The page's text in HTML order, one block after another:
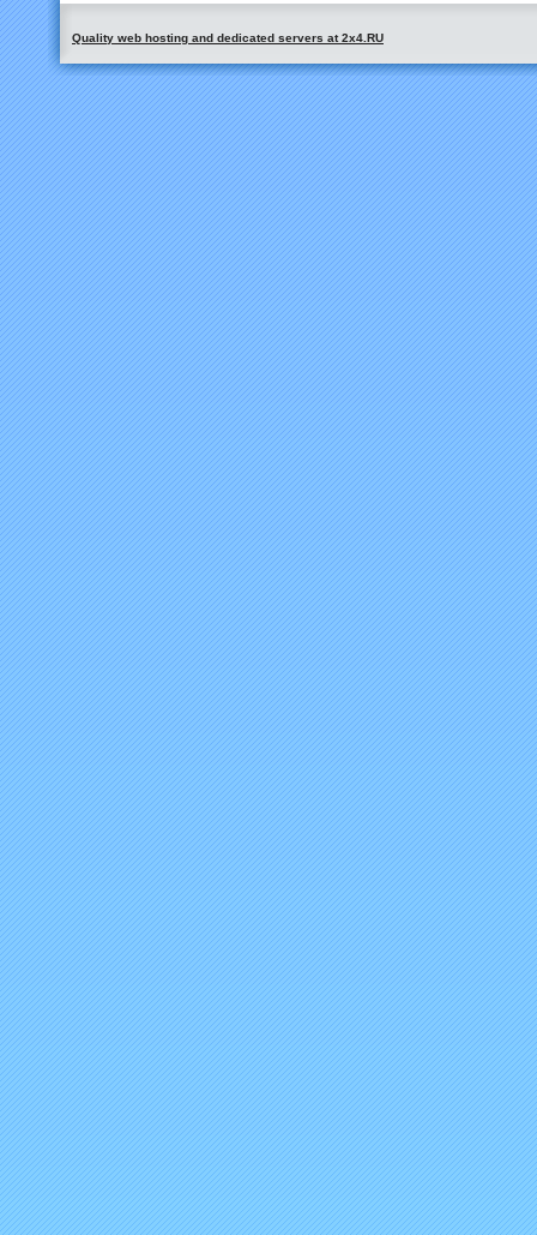
Quality web hosting and dedicated servers at 2x4.RU